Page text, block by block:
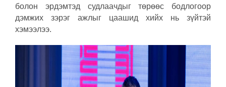
болон эрдэмтэд судлаачдыг төрөөс бодлогоор
дэмжих зэрэг ажлыг цаашид хийх нь зүйтэй
хэмээлээ.